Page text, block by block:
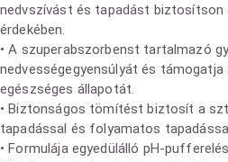
nedvszívást és tapadást biztosítson
érdekében.
• A szuperabszorbenst tartalmazó
nedvességegyensúlyát és
egészséges állapotát.
• Biztonságos tömítést biztosít a
tapadással és folyamatos
• Formulája egyedülálló pH-